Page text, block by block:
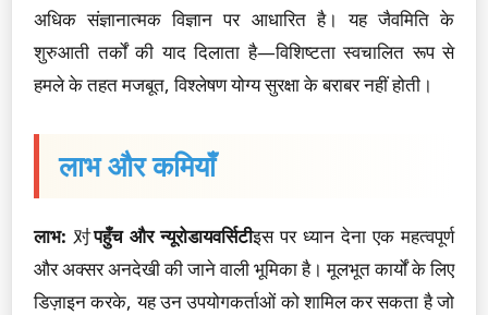
अधिक संज्ञानात्मक विज्ञान पर आधारित है। यह जैवमिति के
शुरुआती तर्कों की याद दिलाता है—विशिष्टता स्वचालित रूप से
हमले के तहत मजबूत, विश्लेषण योग्य सुरक्षा के बराबर नहीं होती।
लाभ और कमियाँ
लाभ: 对पहुँच और न्यूरोडायवर्सिटीइस पर ध्यान देना एक महत्वपूर्ण
और अक्सर अनदेखी की जाने वाली भूमिका है। मूलभूत कार्यों के लिए
डिज़ाइन करके, यह उन उपयोगकर्ताओं को शामिल कर सकता है जो